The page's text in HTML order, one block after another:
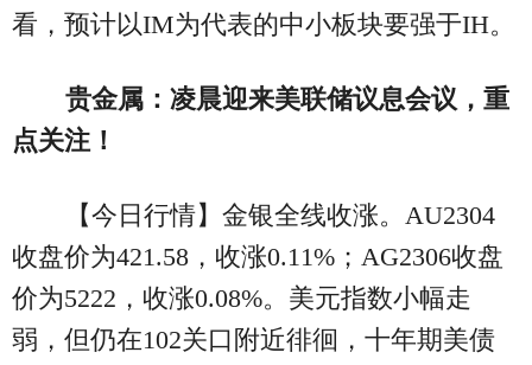
看，预计以IM为代表的中小板块要强于IH。
贵金属：凌晨迎来美联储议息会议，重
点关注！
【今日行情】金银全线收涨。AU2304
收盘价为421.58，收涨0.11%；AG2306收盘
价为5222，收涨0.08%。美元指数小幅走
弱，但仍在102关口附近徘徊，十年期美债